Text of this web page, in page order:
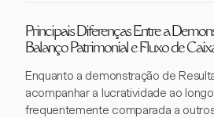
Principais Diferenças Entre a
Balanço Patrimonial e Fluxo de
Enquanto a demonstração de
acompanhar a lucratividade ao
frequentemente comparada a